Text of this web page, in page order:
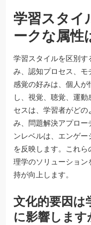
学習スタイ
ークな属性
学習スタイルを区別
み、認知プロセス、モ
感覚の好みは、個人
し、視覚、聴覚、運
セスは、学習者がど
み、問題解決アプロー
ンレベルは、エンゲ
を反映します。これ
理学のソリューショ
持が向上します。
文化的要因は
に影響します